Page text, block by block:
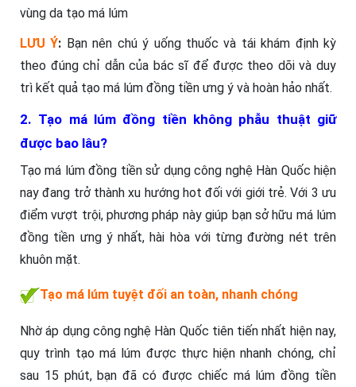
vùng da tạo má lúm
LƯU Ý: Bạn nên chú ý uống thuốc và tái khám định kỳ
theo đúng chỉ dẫn của bác sĩ để được theo dõi và duy
trì kết quả tạo má lúm đồng tiền ưng ý và hoàn hảo nhất.
2. Tạo má lúm đồng tiền không phẫu thuật giữ
được bao lâu?
Tạo má lúm đồng tiền sử dụng công nghệ Hàn Quốc hiện
nay đang trở thành xu hướng hot đối với giới trẻ. Với 3 ưu
điểm vượt trội, phương pháp này giúp bạn sở hữu má lúm
đồng tiền ưng ý nhất, hài hòa với từng đường nét trên
khuôn mặt.
Tạo má lúm tuyệt đối an toàn, nhanh chóng
Nhờ áp dụng công nghệ Hàn Quốc tiên tiến nhất hiện nay,
quy trình tạo má lúm được thực hiện nhanh chóng, chỉ
sau 15 phút, bạn đã có được chiếc má lúm đồng tiền